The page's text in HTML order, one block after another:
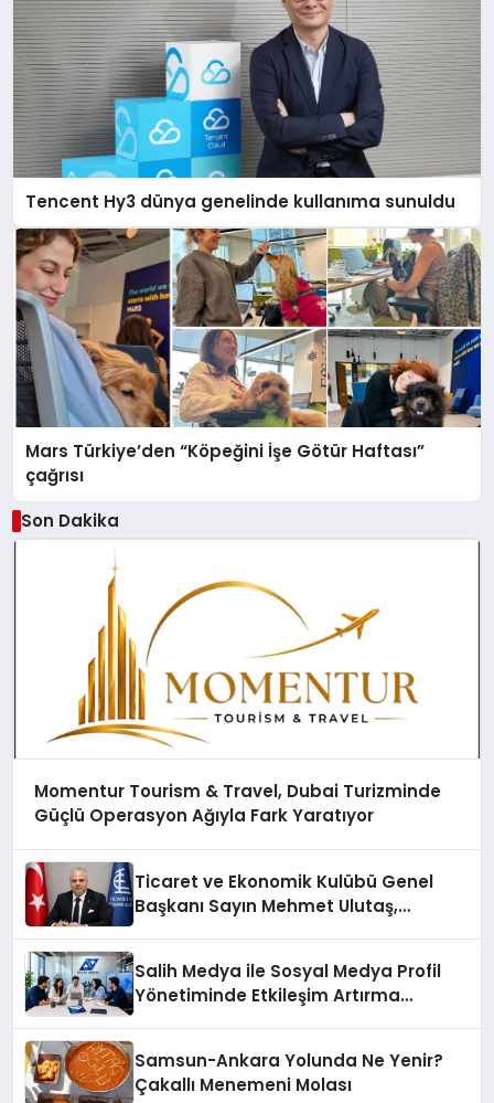
Tencent Hy3 dünya genelinde kullanıma sunuldu
Mars Türkiye’den “Köpeğini İşe Götür Haftası”
çağrısı
Son Dakika
Momentur Tourism & Travel, Dubai Turizminde
Güçlü Operasyon Ağıyla Fark Yaratıyor
Ticaret ve Ekonomik Kulübü Genel
Başkanı Sayın Mehmet Ulutaş,
Salih Medya ile Sosyal Medya Profil
Yönetiminde Etkileşim Artırma
Samsun-Ankara Yolunda Ne Yenir?
Çakallı Menemeni Molası